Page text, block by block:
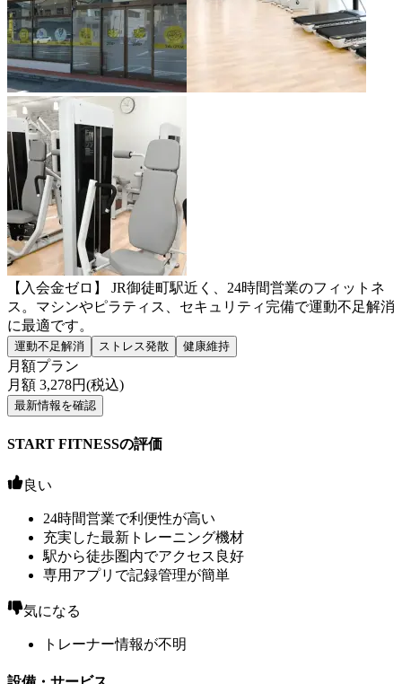
【入会金ゼロ】 JR御徒町駅近く、24時間営業のフィットネ
ス。マシンやピラティス、セキュリティ完備で運動不足解消
に最適です。
運動不足解消 ストレス発散 健康維持
月額プラン
月額 3,278円(税込)
最新情報を確認
START FITNESSの評価
良い
24時間営業で利便性が高い
充実した最新トレーニング機材
駅から徒歩圏内でアクセス良好
専用アプリで記録管理が簡単
気になる
トレーナー情報が不明